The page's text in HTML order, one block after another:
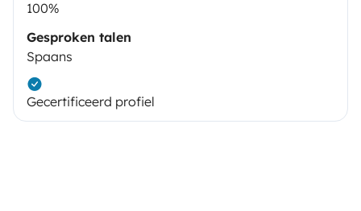
100%
Gesproken talen
Spaans
Gecertificeerd profiel